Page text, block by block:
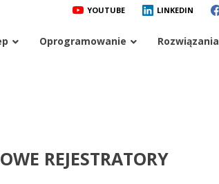
YOUTUBE LINKEDIN
Oprogramowanie Rozwiązania
REJESTRATORY